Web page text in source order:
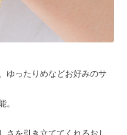
ゆったりめなどお好みのサ
。